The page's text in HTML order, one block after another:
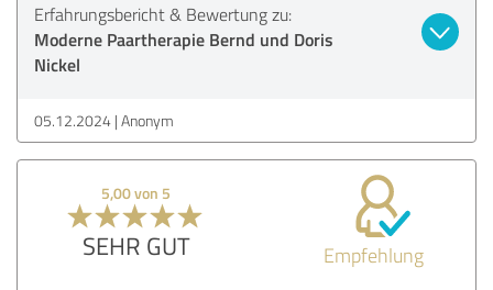
Erfahrungsbericht & Bewertung zu:
Moderne Paartherapie Bernd und Doris
Nickel
05.12.2024 Anonym
5,00 von 5
SEHR GUT Empfehlung